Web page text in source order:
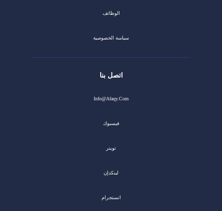
الوظائف
سياسة الخصوصية
اتصل بنا
Info@afaqy.com
فيسبوك
تويتر
لينكدإن
انستجرام